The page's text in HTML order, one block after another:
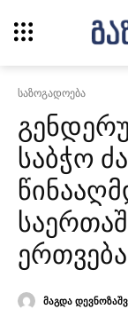
საზოგადოება
საბჭო
ერთვება
მაგდა